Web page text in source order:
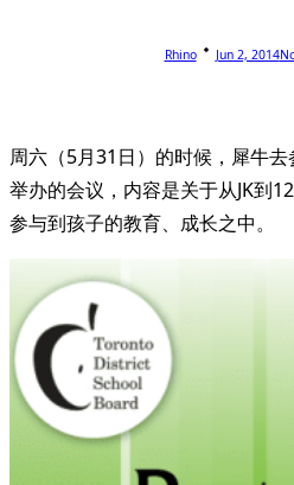
Rhino Jun 2, 2014
周六（5月31日）的时候，犀牛
举办的会议，内容是关于从JK到
参与到孩子的教育、成长之中。